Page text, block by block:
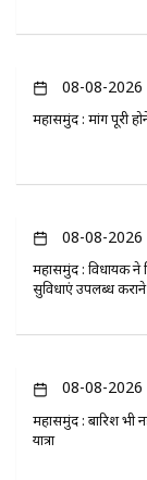
08-08-2026
महासमुंद : मांग पूरी
08-08-2026
महासमुंद : विधायक ने
सुविधाएं उपलब्ध कराने
08-08-2026
महासमुंद : बारिश भी
यात्रा